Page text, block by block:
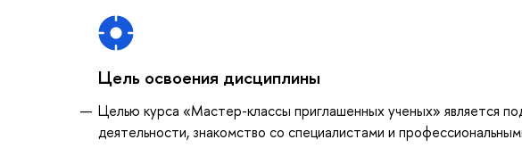
Цель освоения дисциплины
Целью курса «Мастер-классы приглашенных ученых» является
деятельности, знакомство со специалистами и